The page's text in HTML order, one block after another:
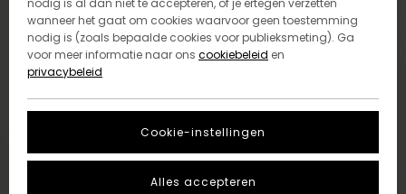
nodig is al dan niet te accepteren, of je ertegen verzetten
wanneer het gaat om cookies waarvoor geen toestemming
nodig is (zoals bepaalde cookies voor publieksmeting). Ga
voor meer informatie naar ons cookiebeleid en
privacybeleid
Cookie-instellingen
Alles accepteren